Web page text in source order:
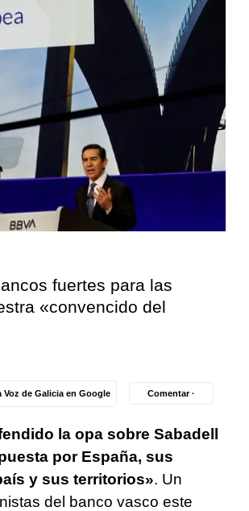
fuertes para las
«convencido del
Voz de Galicia en Google Comentar ·
la opa sobre Sabadell
por España, sus
y sus territorios». Un
del banco vasco este